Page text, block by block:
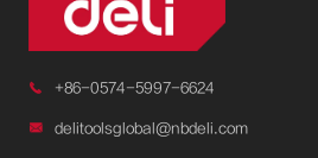
 +86-0574-5997-6624
 delitoolsglobal@nbdeli.com